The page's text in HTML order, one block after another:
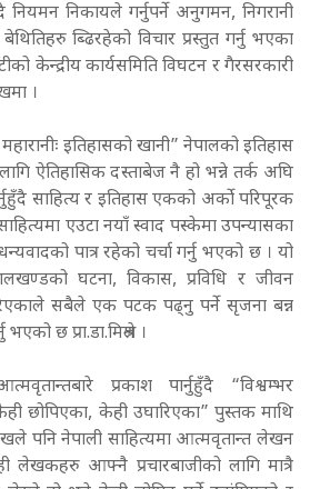
नियमन निकायले गर्नुपर्ने अनुगमन, निगरानी
ब्ढिरहेको विचार प्रस्तुत गर्नु भएका
केन्द्रीय कार्यसमिति विघटन र गैरसरकारी
।
इतिहासको खानी” नेपालको इतिहास
ऐतिहासिक दस्ताबेज नै हो भन्ने तर्क अघि
साहित्य र इतिहास एकको अर्को परिपूरक
एउटा नयाँ स्वाद पस्केमा उपन्यासका
पात्र रहेको चर्चा गर्नु भएको छ । यो
घटना, विकास, प्रविधि र जीवन
सबैले एक पटक पढ्नु पर्ने सृजना बन्न
छ प्रा.डा.मिश्रले ।
प्रकाश पार्नुहुँदै “विश्वम्भर
छोपिएका, केही उघारिएका” पुस्तक माथि
पनि नेपाली साहित्यमा आत्मवृतान्त लेखन
लेखकहरु आफ्नै प्रचारबाजीको लागि मात्रै